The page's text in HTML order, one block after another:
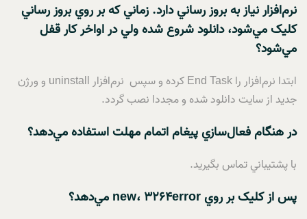
نرم‌افزار نياز به بروز رساني دارد. زماني که بر روي بروز رساني
کليک مي‌شود، دانلود شروع شده ولي در اواخر کار قفل
مي‌شود؟
ابتدا نرم‌افزار را End Task کرده و سپس نرم‌افزار uninstall و ورژن
جديد از سايت دانلود شده و مجددا نصب گردد.
در هنگام فعال‌سازي پيغام اتمام مهلت استفاده مي‌دهد؟
با پشتيباني تماس بگيريد.
پس از کليک بر روي new، 3264error مي‌دهد؟